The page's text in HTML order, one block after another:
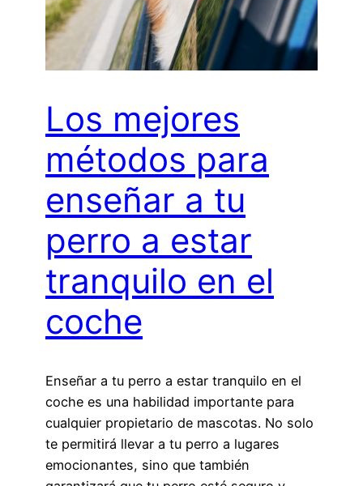
Los mejores
métodos para
enseñar a tu
perro a estar
tranquilo en el
coche
Enseñar a tu perro a estar tranquilo en el
coche es una habilidad importante para
cualquier propietario de mascotas. No solo
te permitirá llevar a tu perro a lugares
emocionantes, sino que también